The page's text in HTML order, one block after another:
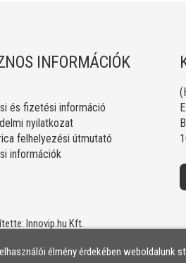
INFORMÁCIÓK
és fizetési információ
nyilatkozat
felhelyezési útmutató
információk
Innovip.hu Kft.
élmény érdekében weboldalunk